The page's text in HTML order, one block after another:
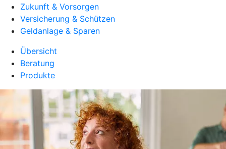
Zukunft & Vorsorgen
Versicherung & Schützen
Geldanlage & Sparen
Übersicht
Beratung
Produkte